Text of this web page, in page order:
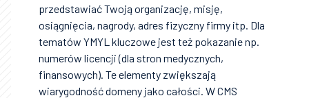
przedstawiać Twoją organizację, misję,
osiągnięcia, nagrody, adres fizyczny firmy itp. Dla
tematów YMYL kluczowe jest też pokazanie np.
numerów licencji (dla stron medycznych,
finansowych). Te elementy zwiększają
wiarygodność domeny jako całości. W CMS